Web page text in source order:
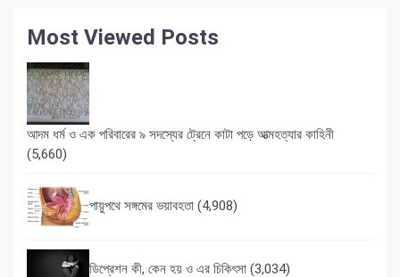
Most Viewed Posts
আদম ধর্ম ও এক পরিবারের ৯ সদস্যের ট্রেনে কাটা পড়ে আত্মহত্যার কাহিনী
(5,660)
পায়ুপথে সঙ্গমের ভয়াবহতা (4,908)
ডিপ্রেশন কী, কেন হয় ও এর চিকিৎসা (3,034)